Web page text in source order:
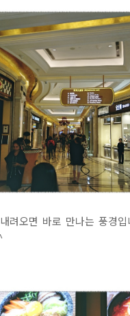
려오면 바로 만나는 풍경